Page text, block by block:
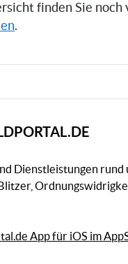
finden Sie
.
Dienstleistungen rund
App für iOS im